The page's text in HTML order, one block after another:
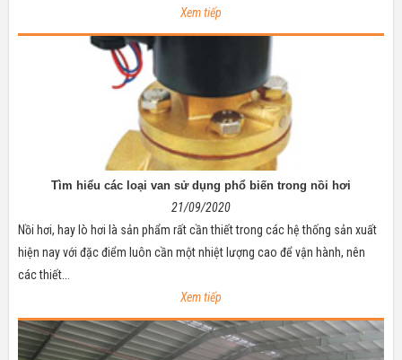
Xem tiếp
Tìm hiểu các loại van sử dụng phổ biến trong nồi hơi
21/09/2020
Nồi hơi, hay lò hơi là sản phẩm rất cần thiết trong các hệ thống sản xuất
hiện nay với đặc điểm luôn cần một nhiệt lượng cao để vận hành, nên
các thiết...
Xem tiếp